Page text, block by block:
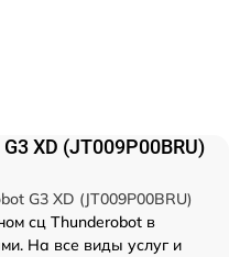
XD (JT009P00BRU)
G3 XD (JT009P00BRU)
сц Thunderobot в
На все виды услуг и